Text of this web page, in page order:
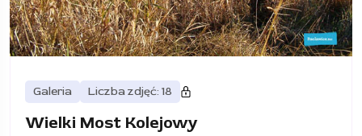
Galeria Liczba zdjęć: 18
Wielki Most Kolejowy